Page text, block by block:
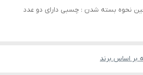
نحوه بسته شدن : چسبی دارای دو عدد
بر اساس برند